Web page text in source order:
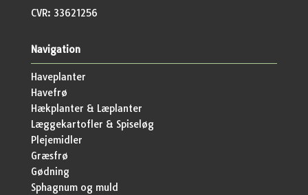
CVR: 33621256
Navigation
Haveplanter
Havefrø
Hækplanter & Læplanter
Læggekartofler & Spiseløg
Plejemidler
Græsfrø
Gødning
Sphagnum og muld